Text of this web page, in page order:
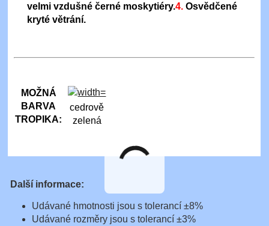
velmivzdušné černé moskytiéry.4. Osvědčené
kryté větrání.
MOŽNÁ
BARVA
TROPIKA:
cedrově
zelená
Další informace:
Udávané hmotnosti jsou s tolerancí ±8%
Udávané rozměry jsou s tolerancí ±3%